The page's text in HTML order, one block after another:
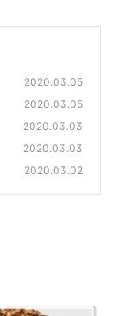
2020.03.05
2020.03.05
2020.03.03
2020.03.03
2020.03.02